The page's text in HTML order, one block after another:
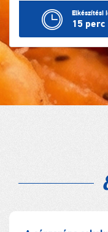
Elkészítési
15 perc